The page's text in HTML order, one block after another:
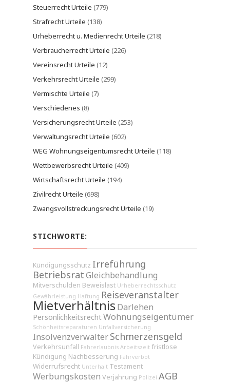
Steuerrecht Urteile (779)
Strafrecht Urteile (138)
Urheberrecht u. Medienrecht Urteile (218)
Verbraucherrecht Urteile (226)
Vereinsrecht Urteile (12)
Verkehrsrecht Urteile (299)
Vermischte Urteile (7)
Verschiedenes (8)
Versicherungsrecht Urteile (253)
Verwaltungsrecht Urteile (602)
WEG Wohnungseigentumsrecht Urteile (118)
Wettbewerbsrecht Urteile (409)
Wirtschaftsrecht Urteile (194)
Zivilrecht Urteile (698)
Zwangsvollstreckungsrecht Urteile (19)
STICHWORTE:
Kündigungsschutz Irreführung
BetriebsratGleichbehandlung
Mitverschulden Beweislast Urheberrechtsschutz
Gewährleistung Haftung Reiseveranstalter
Mietverhältnis Darlehen
Persönlichkeitsrecht Wohnungseigentümer
Schönheitsreparaturen Unfallversicherung
InsolvenzverwalterSchmerzensgeld
Verkehrsunfall Fahrerlaubnis Arbeitszeit fristlose
Kündigung Nachbesserung Fahrverbot
Widerrufsrecht Unterhalt Testament
Werbungskosten Verjährung Polizei AGB